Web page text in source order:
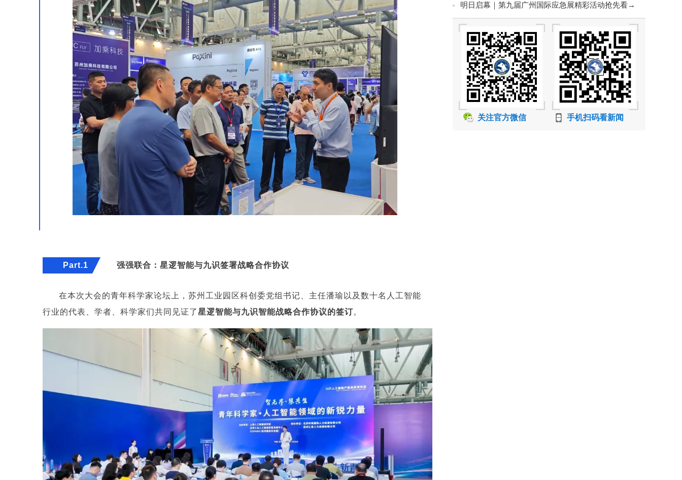
Part.1 强强联合： 星逻智能与九识签署战略合作协议
在本次大会的青年科学家论坛上，苏州工业园区科创委党组书记、主任潘瑜以及数十名人工智能
行业的代表、学者、科学家们共同见证了星逻智能与九识智能战略合作协议的签订。
控大会6月底将在京启幕
明日启幕｜第九届广州国际应急展精彩活动抢先看→
关注官方微信 手机扫码看新闻